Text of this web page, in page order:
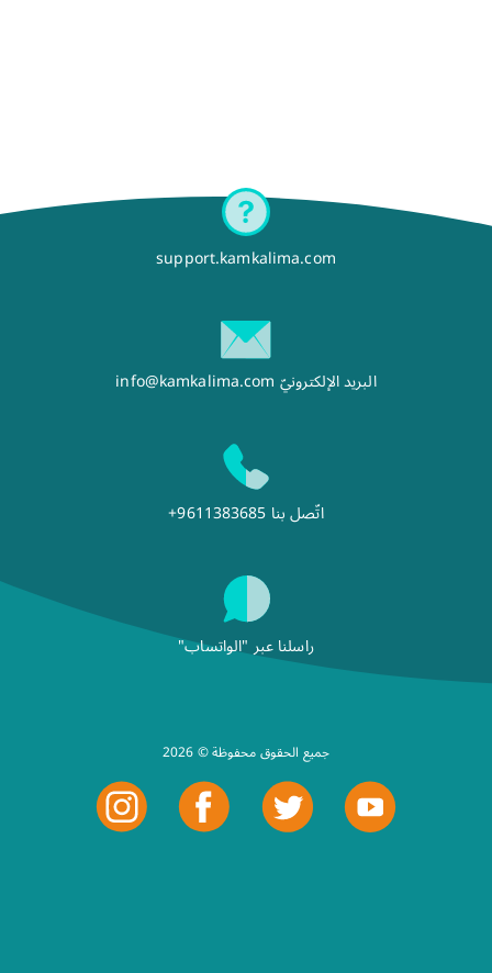
support.kamkalima.com
البريد الإلكترونيّ info@kamkalima.com
اتّصل بنا +9611383685
راسلنا عبر "الواتساب"
2026 © جميع الحقوق محفوظة